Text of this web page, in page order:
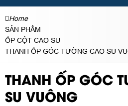
Home
SẢN PHẨM
ỐP CỘT CAO SU
THANH ỐP GÓC TƯỜNG CAO SU
THANH ỐP GÓC
SU VUÔNG